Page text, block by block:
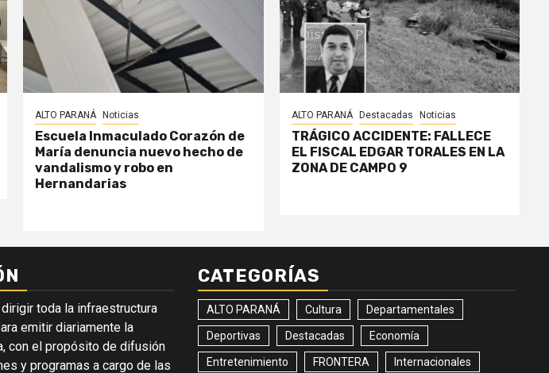
ALTO PARANÁ Noticias
Escuela Inmaculado Corazón de
María denuncia nuevo hecho de
vandalismo y robo en
Hernandarias
ALTO PARANÁ Destacadas Noticias
TRÁGICO ACCIDENTE: FALLECE
EL FISCAL EDGAR TORALES EN LA
ZONA DE CAMPO 9
toda la infraestructura
emitir diariamente la
con el propósito de difusión
y programas a cargo de las
CATEGORÍAS
ALTO PARANÁ Cultura Departamentales
Deportivas Destacadas Economía
Entretenimiento FRONTERA Internacionales